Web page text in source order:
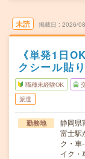
未読 掲載日 2026/
《単発1日
クシール貼り
職種未経験OK
派遣
勤務地
静岡県
富士駅
ク・車
イク・